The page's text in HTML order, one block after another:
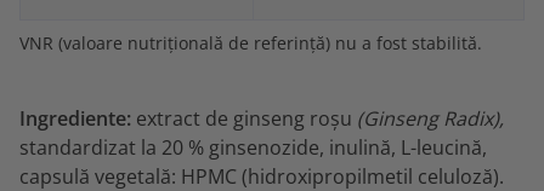
VNR (valoare nutrițională de referință) nu a fost stabilită.
Ingrediente: extract de ginseng roșu (Ginseng Radix),
standardizat la 20 % ginsenozide, inulină, L-leucină,
capsulă vegetală: HPMC (hidroxipropilmetil celuloză).